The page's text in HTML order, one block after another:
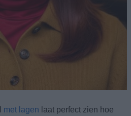
met lagen laat perfect zien hoe